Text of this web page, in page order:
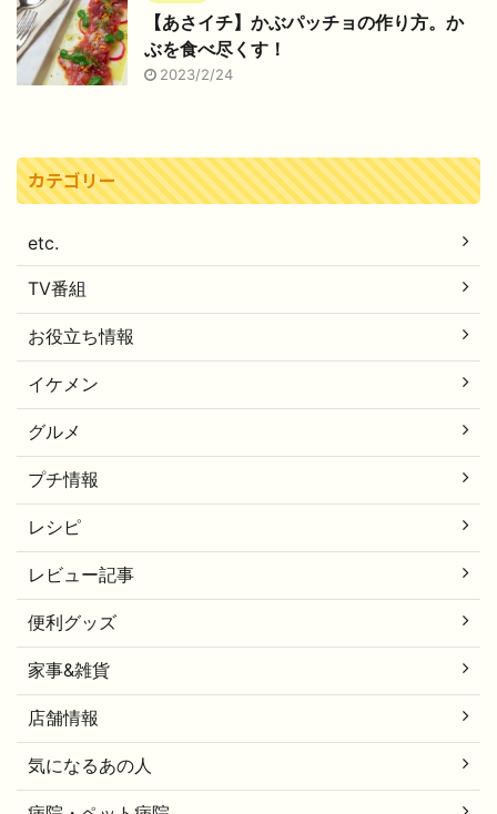
【あさイチ】かぶパッチョの作り方。か
ぶを食べ尽くす！
2023/2/24
カテゴリー
etc.
TV番組
お役立ち情報
イケメン
グルメ
プチ情報
レシピ
レビュー記事
便利グッズ
家事&雑貨
店舗情報
気になるあの人